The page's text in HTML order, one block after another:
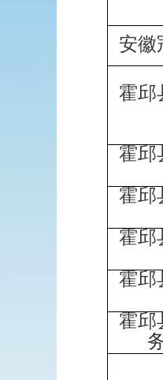
安徽
霍邱
霍邱
霍邱
霍邱
霍邱
霍邱